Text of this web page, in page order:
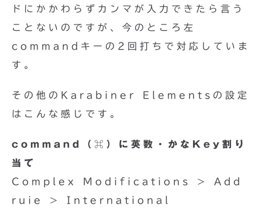
ドにかかわらずカンマが入力できたら言う
ことないのですが、今のところ左
commandキーの2回打ちで対応していま
す。
その他のKarabiner Elementsの設定
はこんな感じです。
command（⌘）に英数・かなKey割り
当て
Complex Modifications > Add
ruie > International